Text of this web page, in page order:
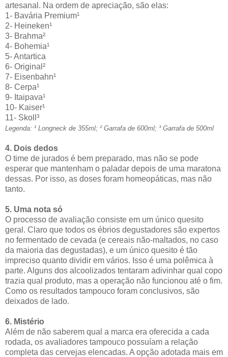
artesanal. Na ordem de apreciação, são elas:
1- Bavária Premium¹
2- Heineken¹
3- Brahma²
4- Bohemia¹
5- Antartica
6- Original²
7- Eisenbahn¹
8- Cerpa¹
9- Itaipava¹
10- Kaiser¹
11- Skoll³
Legenda: ¹ Longneck de 355ml; ² Garrafa de 600ml; ³ Garrafa de 500ml
4. Dois dedos
O time de jurados é bem preparado, mas não se pode
esperar que mantenham o paladar depois de uma maratona
dessas. Por isso, as doses foram homeopáticas, mas não
tanto.
5. Uma nota só
O processo de avaliação consiste em um único quesito
geral. Claro que todos os ébrios degustadores são expertos
no fermentado de cevada (e cereais não-maltados, no caso
da maioria das degustadas), e um único quesito é tão
impreciso quanto dividir em vários. Isso é uma polêmica à
parte. Alguns dos alcoolizados tentaram adivinhar qual copo
trazia qual produto, mas a operação não funcionou até o fim.
Como os resultados tampouco foram conclusivos, são
deixados de lado.
6. Mistério
Além de não saberem qual a marca era oferecida a cada
rodada, os avaliadores tampouco possuíam a relação
completa das cervejas elencadas. A opção adotada mais em